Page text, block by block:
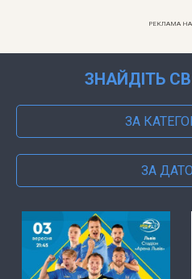
РЕКЛАМА НА
ЗНАЙДІТЬ
ЗА
ЗА